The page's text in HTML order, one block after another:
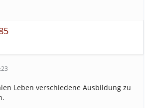
Leben verschiedene Ausbildung zu